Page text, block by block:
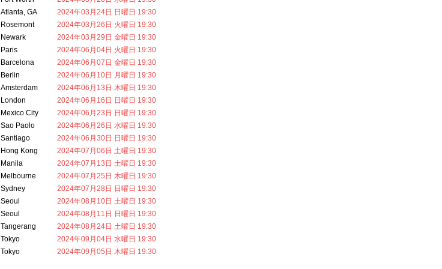
Atlanta, GA
2024年03月24日 日曜日 19:30
Rosemont
2024年03月26日 火曜日 19:30
Newark
2024年03月29日 金曜日 19:30
Paris
2024年06月04日 火曜日 19:30
Barcelona
2024年06月07日 金曜日 19:30
Berlin
2024年06月10日 月曜日 19:30
Amsterdam
2024年06月13日 木曜日 19:30
London
2024年06月16日 日曜日 19:30
Mexico City
2024年06月23日 日曜日 19:30
Sao Paolo
2024年06月26日 水曜日 19:30
Santiago
2024年06月30日 日曜日 19:30
Hong Kong
2024年07月06日 土曜日 19:30
Manila
2024年07月13日 土曜日 19:30
Melbourne
2024年07月25日 木曜日 19:30
Sydney
2024年07月28日 日曜日 19:30
Seoul
2024年08月10日 土曜日 19:30
Seoul
2024年08月11日 日曜日 19:30
Tangerang
2024年08月24日 土曜日 19:30
Tokyo
2024年09月04日 水曜日 19:30
Tokyo
2024年09月05日 木曜日 19:30